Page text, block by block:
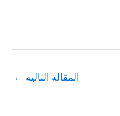
المقالة التالية ←